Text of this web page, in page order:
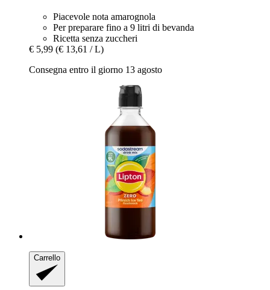
Piacevole nota amarognola
Per preparare fino a 9 litri di bevanda
Ricetta senza zuccheri
€ 5,99 (€ 13,61 / L)
Consegna entro il giorno 13 agosto
Carrello